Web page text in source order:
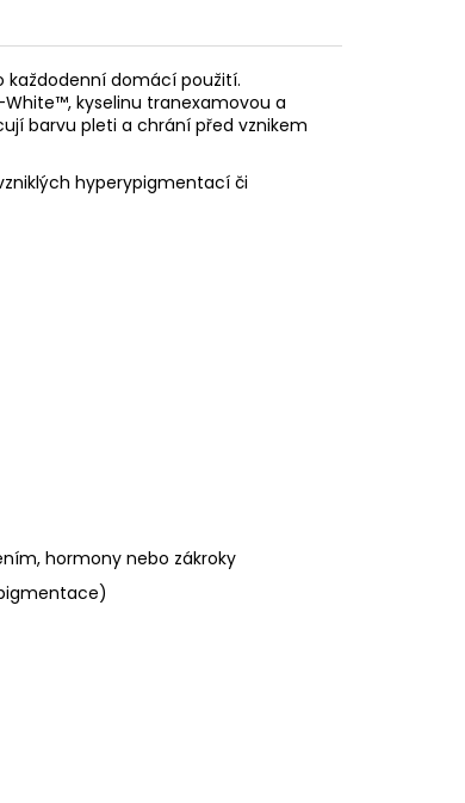
každodenní domácí použití.
kyselinu tranexamovou a
barvu pleti a chrání před vznikem
hyperypigmentací či
hormony nebo zákroky